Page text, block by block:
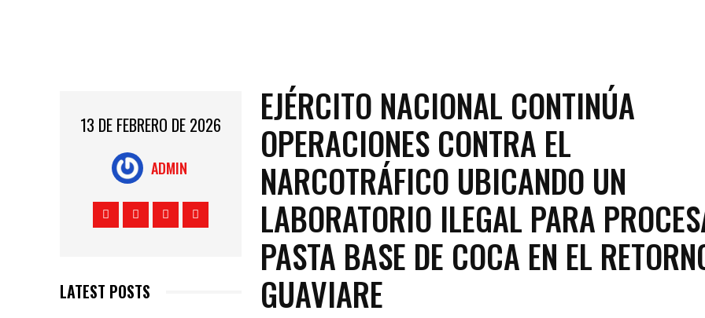
13 DE FEBRERO DE 2026
ADMIN
LATEST POSTS
EJÉRCITO NACIONAL CONTINÚA
OPERACIONES CONTRA EL
NARCOTRÁFICO UBICANDO UN
LABORATORIO ILEGAL PARA
PASTA BASE DE COCA EN EL
GUAVIARE